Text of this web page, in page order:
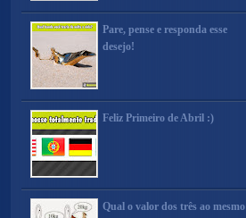
Pare, pense e responda esse
desejo!
Feliz Primeiro de Abril :)
Qual o valor dos três ao mesmo